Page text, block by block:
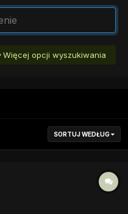
Więcej opcji wyszukiwania
SORTUJ WEDŁUG